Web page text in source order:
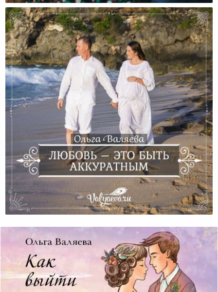
Любовь – Это Быть Аккуратным